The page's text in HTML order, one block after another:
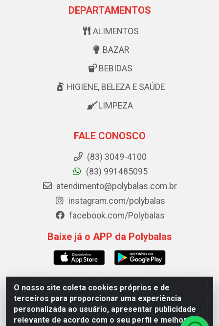
O nosso site coleta cookies próprios e de
terceiros para proporcionar uma experiência
personalizada ao usuário, apresentar publicidade
relevante de acordo com o seu perfil e melhorar a
DEPARTAMENTOS
ALIMENTOS
BAZAR
BEBIDAS
HIGIENE, BELEZA E SAÚDE
LIMPEZA
FALE CONOSCO
(83) 3049-4100
(83) 991485095
atendimento@polybalas.com.br
instagram.com/polybalas
facebook.com/Polybalas
Baixe já o APP da Polybalas
Polybalas - Rua João Miguel de Souza, 173 Galpão B -
Ernesto Geisel, João Pessoa/PB - CEP 58.075-075 - CNPJ
00.909.327/0002-61